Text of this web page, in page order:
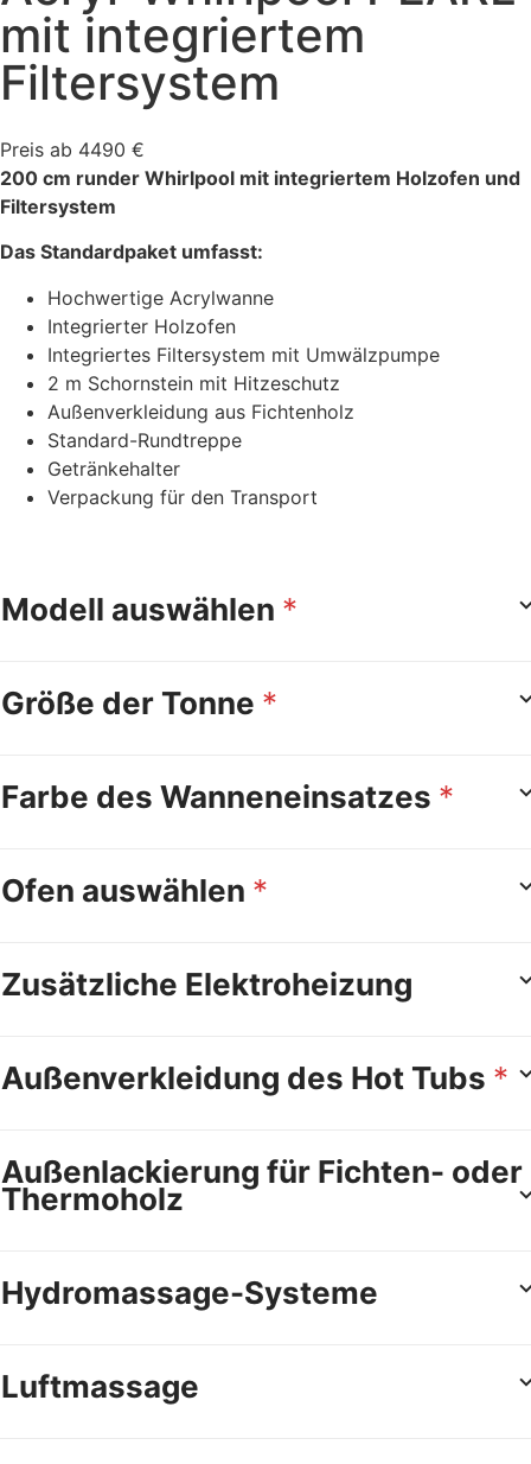
mit integriertem
Filtersystem
Preis ab 4490 €
200 cm runder Whirlpool mit integriertem Holzofen und
Filtersystem
Das Standardpaket umfasst:
Hochwertige Acrylwanne
Integrierter Holzofen
Integriertes Filtersystem mit Umwälzpumpe
2 m Schornstein mit Hitzeschutz
Außenverkleidung aus Fichtenholz
Standard-Rundtreppe
Getränkehalter
Verpackung für den Transport
Modell auswählen *
Größe der Tonne *
Farbe des Wanneneinsatzes *
Ofen auswählen *
Zusätzliche Elektroheizung
Außenverkleidung des Hot Tubs *
Außenlackierung für Fichten- oder
Thermoholz
Hydromassage-Systeme
Luftmassage